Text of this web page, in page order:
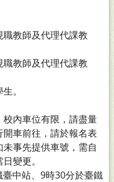
教師及代理代課教
教師及代理代課教
。
校內車位有限，請盡量
車前往，請於報名表
事先提供車號，需自
變更。
中站、9時30分於臺鐵